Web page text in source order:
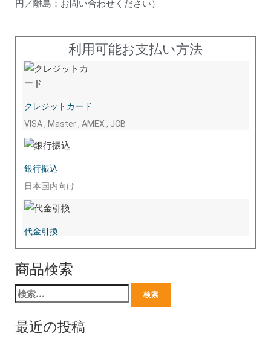
円／離島：お問い合わせください）
利用可能お支払い方法
クレジットカード
VISA , Master , AMEX , JCB
銀行振込
日本国内向け
代金引換
商品検索
最近の投稿